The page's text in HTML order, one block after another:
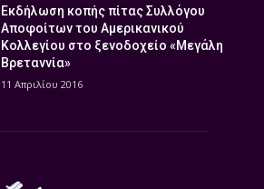
Εκδήλωση κοπής πίτας Συλλόγου
Αποφοίτων του Αμερικανικού
Κολλεγίου στο ξενοδοχείο «Μεγάλη
Βρεταννία»
11 Απριλίου 2016